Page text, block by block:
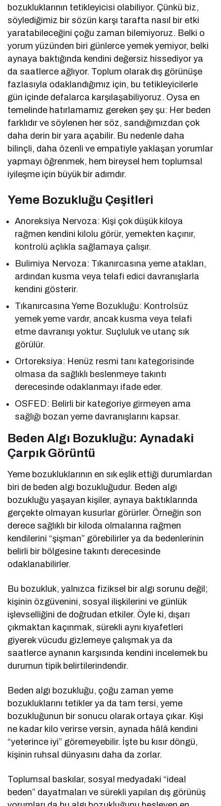
bozukluklarının tetikleyicisi olabiliyor. Çünkü biz,
söylediğimiz bir sözün karşı tarafta nasıl bir etki
yaratabileceğini çoğu zaman bilemiyoruz. Belki o
yorum yüzünden biri günlerce yemek yemiyor, belki
aynaya baktığında kendini değersiz hissediyor ya
da saatlerce ağlıyor. Toplum olarak dış görünüşe
fazlasıyla odaklandığımız için, bu tetikleyicilerle
gün içinde defalarca karşılaşabiliyoruz. Oysa en
temelinde hatırlamamız gereken şey şu: Her beden
farklıdır ve söylenen her söz, sandığımızdan çok
daha derin bir yara açabilir. Bu nedenle daha
bilinçli, daha özenli ve empatiyle yaklaşan yorumlar
yapmayı öğrenmek, hem bireysel hem toplumsal
iyileşme için büyük bir adımdır.
Yeme Bozukluğu Çeşitleri
Anoreksiya Nervoza: Kişi çok düşük kiloya
rağmen kendini kilolu görür, yemekten kaçınır,
kontrolü açlıkla sağlamaya çalışır.
Bulimiya Nervoza: Tıkanırcasına yeme atakları,
ardından kusma veya telafi edici davranışlarla
kendini gösterir.
Tıkanırcasına Yeme Bozukluğu: Kontrolsüz
yemek yeme vardır, ancak kusma veya telafi
etme davranışı yoktur. Suçluluk ve utanç sık
görülür.
Ortoreksiya: Henüz resmi tanı kategorisinde
olmasa da sağlıklı beslenmeye takıntı
derecesinde odaklanmayı ifade eder.
OSFED: Belirli bir kategoriye girmeyen ama
sağlığı bozan yeme davranışlarını kapsar.
Beden Algı Bozukluğu: Aynadaki
Çarpık Görüntü
Yeme bozukluklarının en sık eşlik ettiği durumlardan
biri de beden algı bozukluğudur. Beden algı
bozukluğu yaşayan kişiler, aynaya baktıklarında
gerçekte olmayan kusurlar görürler. Örneğin son
derece sağlıklı bir kiloda olmalarına rağmen
kendilerini “şişman” görebilirler ya da bedenlerinin
belirli bir bölgesine takıntı derecesinde
odaklanabilirler.
Bu bozukluk, yalnızca fiziksel bir algı sorunu değil;
kişinin özgüvenini, sosyal ilişkilerini ve günlük
işlevselliğini de doğrudan etkiler. Öyle ki, dışarı
çıkmaktan kaçınmak, sürekli aynı kıyafetleri
giyerek vücudu gizlemeye çalışmak ya da
saatlerce aynanın karşısında kendini incelemek bu
durumun tipik belirtilerindendir.
Beden algı bozukluğu, çoğu zaman yeme
bozukluklarını tetikler ya da tam tersi, yeme
bozukluğunun bir sonucu olarak ortaya çıkar. Kişi
ne kadar kilo verirse versin, aynada hâlâ kendini
“yeterince iyi” göremeyebilir. İşte bu kısır döngü,
kişinin ruhsal dünyasını daha da zorlar.
Toplumsal baskılar, sosyal medyadaki “ideal
beden” dayatmaları ve sürekli yapılan dış görünüş